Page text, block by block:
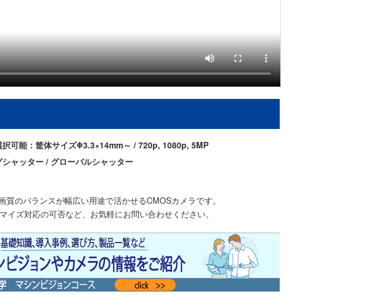
択可能：筐体サイズΦ3.3×14mm～ / 720p, 1080p, 5MP
ャッター / グローバルシャッター
のバランスが幅広い用途で活かせるCMOSカメラです。
イズ対応の可否など、お気軽にお問い合わせください。